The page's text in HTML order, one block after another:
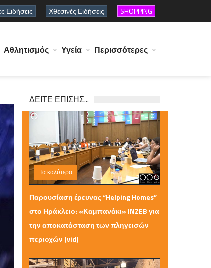
Ειδήσεις Χθεσινές Ειδήσεις SHOPPING
Αθλητισμός Υγεία Περισσότερες
ΔΕΙΤΕ ΕΠΙΣΗΣ...
Τα καλύτερα
Παρασκευή 10 Ιουλίου 2026 11:23
Παρουσίαση έρευνας “Helping Homes”
στο Ηράκλειο: «Καμπανάκι» INZEB για
την αποκατάσταση των πληγεισών
περιοχών (vid)